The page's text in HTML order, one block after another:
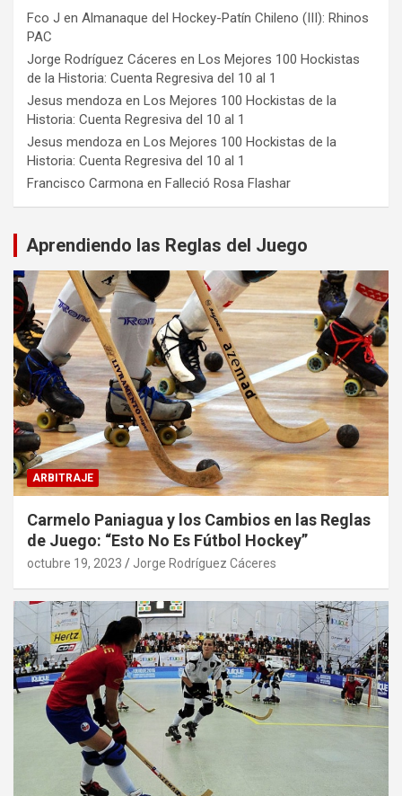
Fco J en Almanaque del Hockey-Patín Chileno (III): Rhinos
PAC
Jorge Rodríguez Cáceres en Los Mejores 100 Hockistas
de la Historia: Cuenta Regresiva del 10 al 1
Jesus mendoza en Los Mejores 100 Hockistas de la
Historia: Cuenta Regresiva del 10 al 1
Jesus mendoza en Los Mejores 100 Hockistas de la
Historia: Cuenta Regresiva del 10 al 1
Francisco Carmona en Falleció Rosa Flashar
Aprendiendo las Reglas del Juego
ARBITRAJE
Carmelo Paniagua y los Cambios en las Reglas
de Juego: “Esto No Es Fútbol Hockey”
octubre 19, 2023 Jorge Rodríguez Cáceres